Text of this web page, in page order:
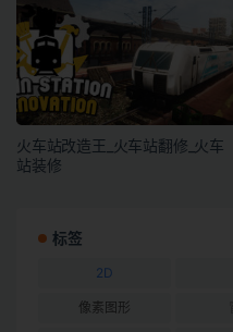
火车站改造王_火车站翻修_火车
站装修
标签
2D
像素图形